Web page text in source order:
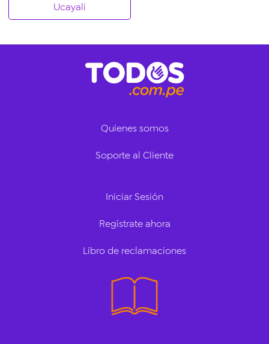
Ucayali
Quienes somos
Soporte al Cliente
Iniciar Sesión
Regístrate ahora
Libro de reclamaciones